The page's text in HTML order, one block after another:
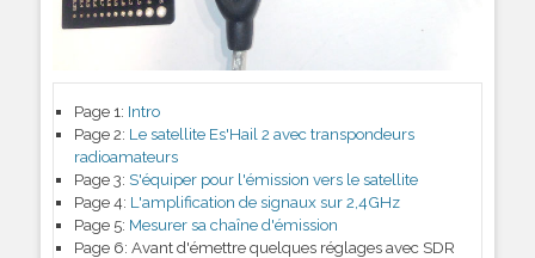
Page 1: Intro
Page 2: Le satellite Es'Hail 2 avec transpondeurs
radioamateurs
Page 3: S'équiper pour l'émission vers le satellite
Page 4: L'amplification de signaux sur 2,4GHz
Page 5: Mesurer sa chaîne d'émission
Page 6: Avant d'émettre quelques réglages avec SDR